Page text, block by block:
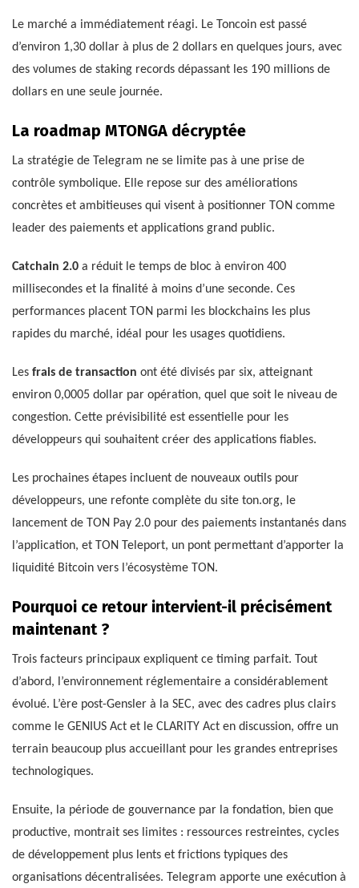
Le marché a immédiatement réagi. Le Toncoin est passé
d’environ 1,30 dollar à plus de 2 dollars en quelques jours, avec
des volumes de staking records dépassant les 190 millions de
dollars en une seule journée.
La roadmap MTONGA décryptée
La stratégie de Telegram ne se limite pas à une prise de
contrôle symbolique. Elle repose sur des améliorations
concrètes et ambitieuses qui visent à positionner TON comme
leader des paiements et applications grand public.
Catchain 2.0 a réduit le temps de bloc à environ 400
millisecondes et la finalité à moins d’une seconde. Ces
performances placent TON parmi les blockchains les plus
rapides du marché, idéal pour les usages quotidiens.
Les frais de transaction ont été divisés par six, atteignant
environ 0,0005 dollar par opération, quel que soit le niveau de
congestion. Cette prévisibilité est essentielle pour les
développeurs qui souhaitent créer des applications fiables.
Les prochaines étapes incluent de nouveaux outils pour
développeurs, une refonte complète du site ton.org, le
lancement de TON Pay 2.0 pour des paiements instantanés dans
l’application, et TON Teleport, un pont permettant d’apporter la
liquidité Bitcoin vers l’écosystème TON.
Pourquoi ce retour intervient-il précisément
maintenant ?
Trois facteurs principaux expliquent ce timing parfait. Tout
d’abord, l’environnement réglementaire a considérablement
évolué. L’ère post-Gensler à la SEC, avec des cadres plus clairs
comme le GENIUS Act et le CLARITY Act en discussion, offre un
terrain beaucoup plus accueillant pour les grandes entreprises
technologiques.
Ensuite, la période de gouvernance par la fondation, bien que
productive, montrait ses limites : ressources restreintes, cycles
de développement plus lents et frictions typiques des
organisations décentralisées. Telegram apporte une exécution à